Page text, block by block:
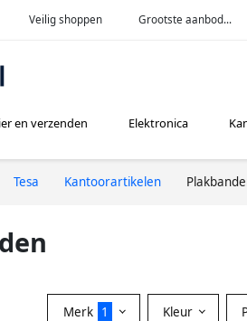
Veilig shoppen Grootste aanbod...
en verzenden Elektronica
Tesa Kantoorartikelen
Merk 1 Kleur